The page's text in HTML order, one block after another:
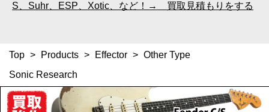
S、Suhr、ESP、Xotic、など！→ 買取見積もりをする
Top > Products > Effector > Other Type
Sonic Research